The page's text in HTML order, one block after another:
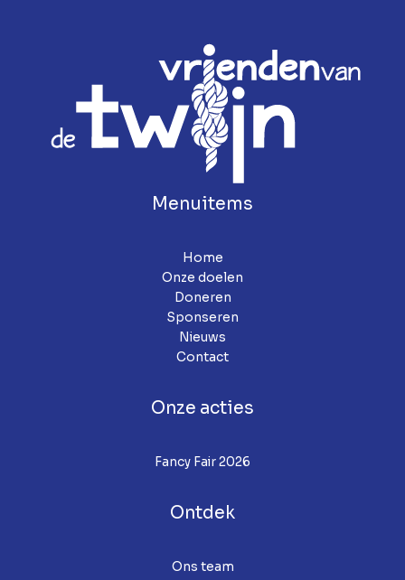
Menuitems
Home
Onze doelen
Doneren
Sponseren
Nieuws
Contact
Onze acties
Fancy Fair 2026
Ontdek
Ons team